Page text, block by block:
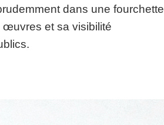
dans une fourchette
œuvres et sa visibilité